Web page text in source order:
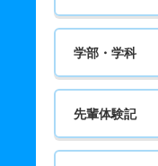
学部・学科
先輩体験記